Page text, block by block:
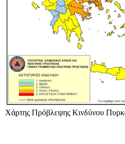
Χάρτης Πρόβλεψης Κινδύνου